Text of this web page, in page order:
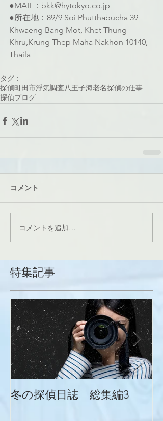
●MAIL：bkk@hytokyo.co.jp
●所在地：89/9 Soi Phutthabucha 39
Khwaeng Bang Mot, Khet Thung
Khru,Krung Thep Maha Nakhon 10140,
Thaila
タグ：
探偵町田市浮気調査八王子海老名探偵の仕事
探偵ブログ
コメント
コメントを追加…
特集記事
冬の探偵日誌 総集編3